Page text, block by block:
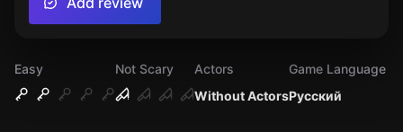
Easy
Not Scary
Without Actors
Actors
Русский
Game Language